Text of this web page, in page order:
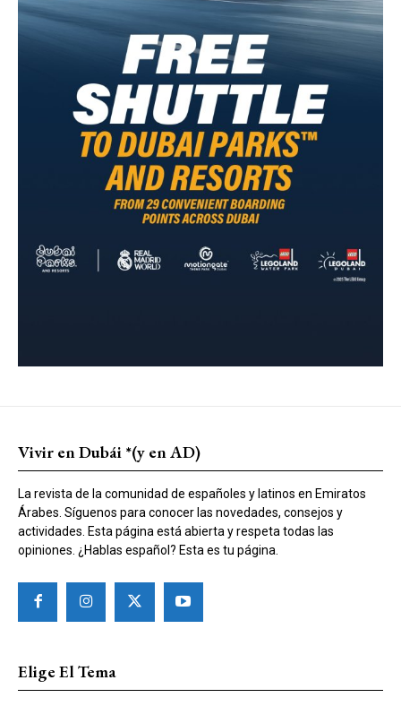
Vivir en Dubái *(y en AD)
La revista de la comunidad de españoles y latinos en Emiratos
Árabes. Síguenos para conocer las novedades, consejos y
actividades. Esta página está abierta y respeta todas las
opiniones. ¿Hablas español? Esta es tu página.
Elige El Tema